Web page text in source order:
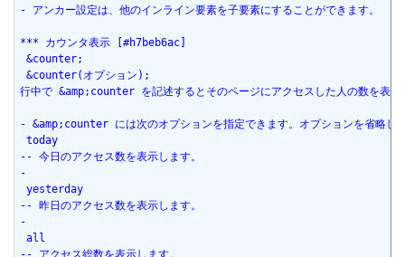
- アンカー設定は、他のインライン要素を子要素にすることができます。
*** カウンタ表示 [#h7beb6ac]
&counter;
&counter(オプション);
行中で &amp;counter を記述するとそのページにアクセスした人の数を表示
- &amp;counter には次のオプションを指定できます。オプションを省略し
today
-- 今日のアクセス数を表示します。
-
yesterday
-- 昨日のアクセス数を表示します。
-
all